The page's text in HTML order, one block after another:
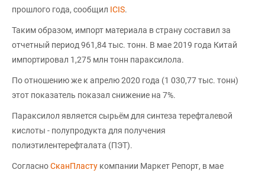
прошлого года, сообщил ICIS.
Таким образом, импорт материала в страну составил за
отчетный период 961,84 тыс. тонн. В мае 2019 года Китай
импортировал 1,275 млн тонн параксилола.
По отношению же к апрелю 2020 года (1 030,77 тыс. тонн)
этот показатель показал снижение на 7%.
Параксилол является сырьём для синтеза терефталевой
кислоты - полупродукта для получения
полиэтилентерефталата (ПЭТ).
СогласноСканПласту компании Маркет Репорт, в мае